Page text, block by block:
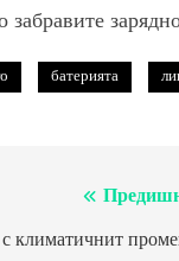
забравите
батерията
климатичнит